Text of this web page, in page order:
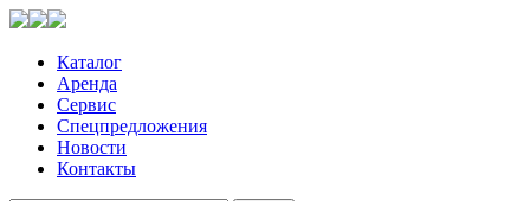
Каталог
Аренда
Сервис
Спецпредложения
Новости
Контакты